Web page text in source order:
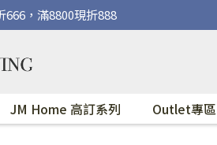
，滿8800現折888
JM Home 高訂系列 Outlet專區